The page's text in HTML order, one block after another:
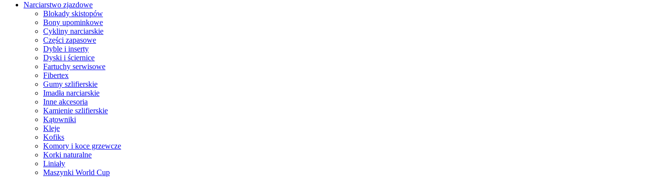
Narciarstwo zjazdowe
Blokady skistopów
Bony upominkowe
Cykliny narciarskie
Części zapasowe
Dyble i inserty
Dyski i ściernice
Fartuchy serwisowe
Fibertex
Gumy szlifierskie
Imadła narciarskie
Inne akcesoria
Kamienie szlifierskie
Kątowniki
Kleje
Kofiks
Komory i koce grzewcze
Korki naturalne
Liniały
Maszynki World Cup